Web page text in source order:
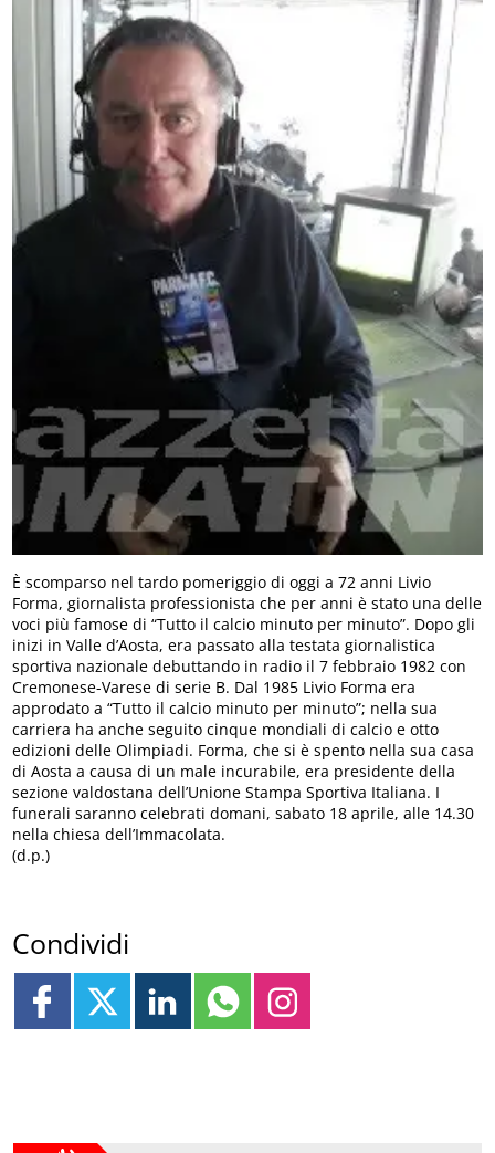
È scomparso nel tardo pomeriggio di oggi a 72 anni Livio
Forma, giornalista professionista che per anni è stato una delle
voci più famose di “Tutto il calcio minuto per minuto”. Dopo gli
inizi in Valle d’Aosta, era passato alla testata giornalistica
sportiva nazionale debuttando in radio il 7 febbraio 1982 con
Cremonese-Varese di serie B. Dal 1985 Livio Forma era
approdato a “Tutto il calcio minuto per minuto”; nella sua
carriera ha anche seguito cinque mondiali di calcio e otto
edizioni delle Olimpiadi. Forma, che si è spento nella sua casa
di Aosta a causa di un male incurabile, era presidente della
sezione valdostana dell’Unione Stampa Sportiva Italiana. I
funerali saranno celebrati domani, sabato 18 aprile, alle 14.30
nella chiesa dell’Immacolata.
(d.p.)
Condividi